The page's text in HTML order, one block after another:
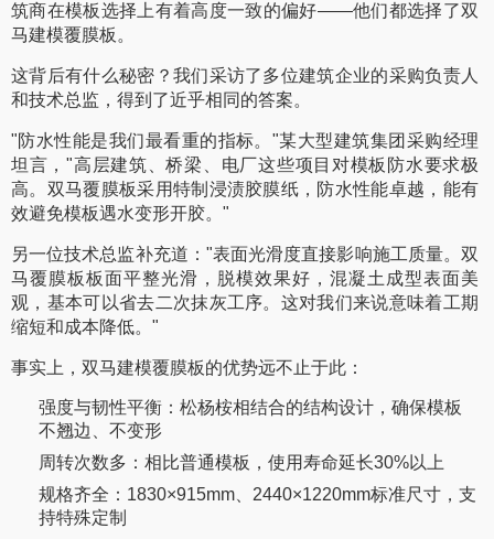
筑商在模板选择上有着高度一致的偏好——他们都选择了双
马建模覆膜板。
这背后有什么秘密？我们采访了多位建筑企业的采购负责人
和技术总监，得到了近乎相同的答案。
"防水性能是我们最看重的指标。"某大型建筑集团采购经理
坦言，"高层建筑、桥梁、电厂这些项目对模板防水要求极
高。双马覆膜板采用特制浸渍胶膜纸，防水性能卓越，能有
效避免模板遇水变形开胶。"
另一位技术总监补充道："表面光滑度直接影响施工质量。双
马覆膜板板面平整光滑，脱模效果好，混凝土成型表面美
观，基本可以省去二次抹灰工序。这对我们来说意味着工期
缩短和成本降低。"
事实上，双马建模覆膜板的优势远不止于此：
强度与韧性平衡：松杨桉相结合的结构设计，确保模板
不翘边、不变形
周转次数多：相比普通模板，使用寿命延长30%以上
规格齐全：1830×915mm、2440×1220mm标准尺寸，支
持特殊定制